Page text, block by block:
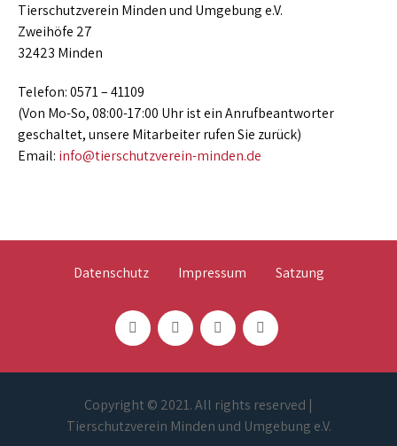
Tierschutzverein Minden und Umgebung e.V.
Zweihöfe 27
32423 Minden
Telefon: 0571 – 41109
(Von Mo-So, 08:00-17:00 Uhr ist ein Anrufbeantworter
geschaltet, unsere Mitarbeiter rufen Sie zurück)
Email: info@tierschutzverein-minden.de
Datenschutz Impressum Satzung
Copyright © 2021. All rights reserved |
Tierschutzverein Minden und Umgebung e.V.